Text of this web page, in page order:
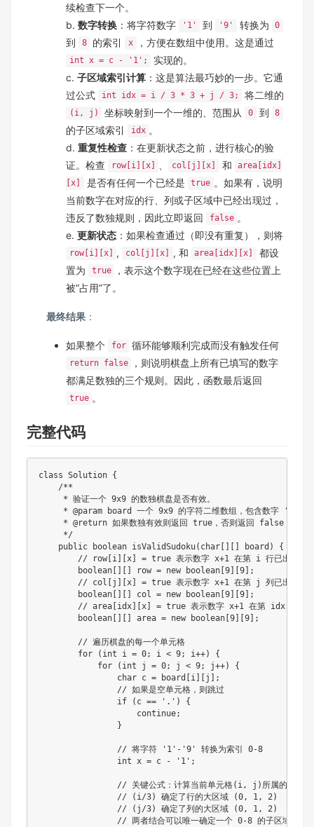
续检查下一个。
b. 数字转换 ：将字符数字 '1' 到 '9' 转换为 0
到 8 的索引 x ，方便在数组中使用。这是通过
int x = c - '1';
实现的。
c. 子区域索引计算 ：这是算法最巧妙的一步。它通
过公式
int idx = i / 3 * 3 + j / 3; 将二维的
(i, j) 坐标映射到一个一维的、范围从 0 到 8
的子区域索引 idx 。
d. 重复性检查 ：在更新状态之前，进行核心的验
证。检查
row[i][x] col[j][x] 和
area[idx]
[x]
是否有任何一个已经是 true 。如果有，说明
当前数字在对应的行、列或子区域中已经出现过，
违反了数独规则，因此立即返回
false 。
e. 更新状态 ：如果检查通过（即没有重复），则将
row[i][x] , col[j][x] , 和 area[idx][x]
都设
置为
true
，表示这个数字现在已经在这些位置上
被“占用”了。
最终结果 ：
如果整个 for 循环能够顺利完成而没有触发任何
return false
，则说明棋盘上所有已填写的数字
都满足数独的三个规则。因此，函数最后返回
true 。
完整代码
class Solution {
/**
     * 验证一个 9x9 的数独棋盘是否有效。
* @param board 一个 9x9 的字符二维数组，包含数字 '1'-
     * @return 如果数独有效则返回 true，否则返回 false
     */
public
boolean isValidSudoku( char board )
{
// row[i][x] = true 表示数字 x+1 在第 i 行已出现
boolean
row = new boolean 9 9
;
// col[j][x] = true 表示数字 x+1 在第 j 列已出现
boolean
col = new boolean 9 9
;
// area[idx][x] = true 表示数字 x+1 在第 idx 个 3x3
boolean
area = new boolean 9 9 ;
// 遍历棋盘的每一个单元格
for
( int i = 0; i < 9; i++)
{
for
( int j = 0; j < 9; j++)
{
char c = board i j
;
// 如果是空单元格，则跳过
if
( c == '.' )
{
continue;
}
// 将字符 '1'-'9' 转换为索引 0-8
int x = c - '1' ;
// 关键公式：计算当前单元格(i, j)所属的 3x3
// (i/3) 确定了行的大区域 (0, 1, 2)
// (j/3) 确定了列的大区域 (0, 1, 2)
// 两者结合可以唯一确定一个 0-8 的子区域索引